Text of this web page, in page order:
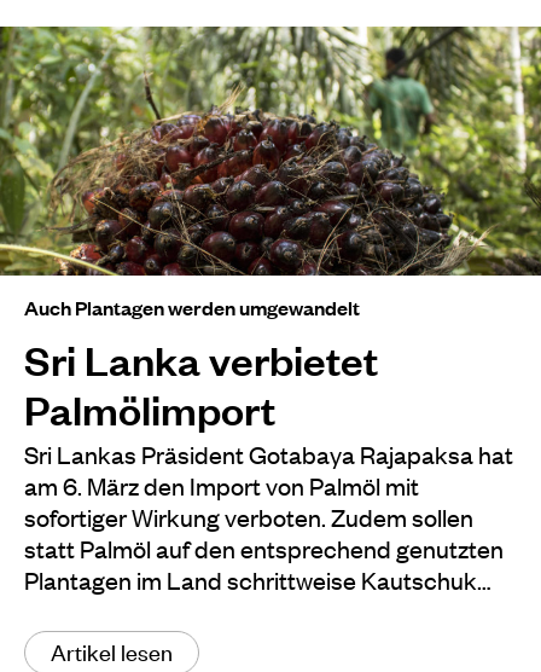
Auch Plantagen werden umgewandelt
Sri Lanka verbietet
Palmölimport
Sri Lankas Präsident Gotabaya Rajapaksa hat
am 6. März den Import von Palmöl mit
sofortiger Wirkung verboten. Zudem sollen
statt Palmöl auf den entsprechend genutzten
Plantagen im Land schrittweise Kautschuk…
Artikel lesen